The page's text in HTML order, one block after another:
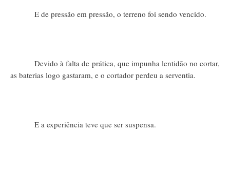
E de pressão em pressão, o terreno foi sendo vencido.
Devido à falta de prática, que impunha lentidão no cortar,
as baterias logo gastaram, e o cortador perdeu a serventia.
E a experiência teve que ser suspensa.